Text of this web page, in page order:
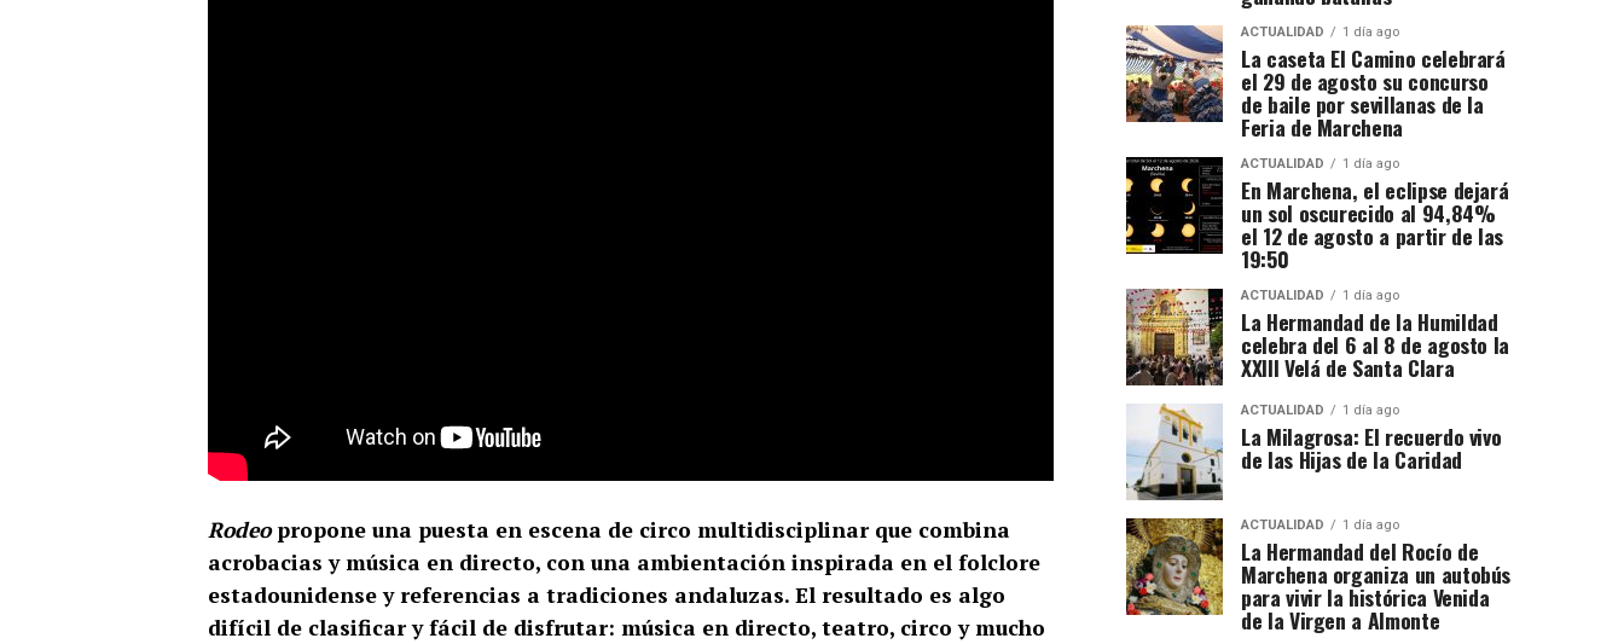
Rodeopropone una puesta en escena de circo multidisciplinar que combina
acrobacias y música en directo, con una ambientación inspirada en el folclore
estadounidense y referencias a tradiciones andaluzas. El resultado es algo
difícil de clasificar y fácil de disfrutar: música en directo, teatro, circo y mucho
ACTUALIDAD 1 día ago
La caseta El Camino celebrará
el 29 de agosto su concurso
de baile por sevillanas de la
Feria de Marchena
ACTUALIDAD 1 día ago
En Marchena, el eclipse dejará
un sol oscurecido al 94,84%
el 12 de agosto a partir de las
19:50
ACTUALIDAD 1 día ago
La Hermandad de la Humildad
celebra del 6 al 8 de agosto la
XXIII Velá de Santa Clara
ACTUALIDAD 1 día ago
La Milagrosa: El recuerdo vivo
de las Hijas de la Caridad
ACTUALIDAD 1 día ago
La Hermandad del Rocío de
Marchena organiza un autobús
para vivir la histórica Venida
de la Virgen a Almonte